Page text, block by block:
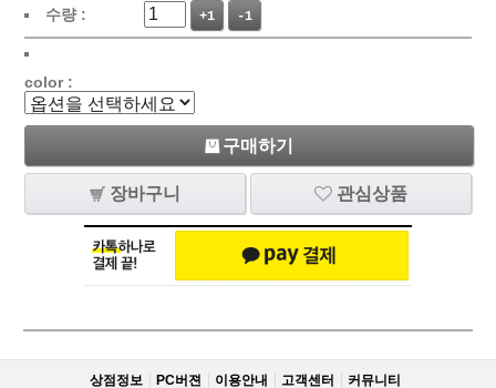
수량 :
+1 -1
color :
구매하기
장바구니 관심상품
상점정보 PC버젼 이용안내 고객센터 커뮤니티